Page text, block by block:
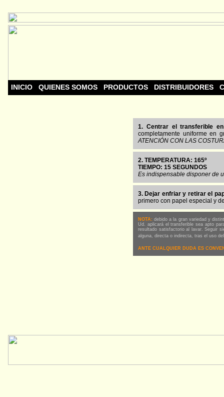
INICIO QUIENES SOMOS PRODUCTOS DISTRIBUIDORES
1. Centrar el transferible
completamente uniforme en
ATENCIÓN CON LAS
2. TEMPERATURA: 165º
TIEMPO: 15 SEGUNDOS
Es indispensable disponer de
3. Dejar enfriar y retirar el
primero con papel especial y
NOTA: debido a la gran variedad y
Ud. aplicará el transferible sea apto
resultado satisfactorio al lavar. Seguir
alguna, directa o indirecta, tras el uso
ANTE CUALQUIER DUDA ES